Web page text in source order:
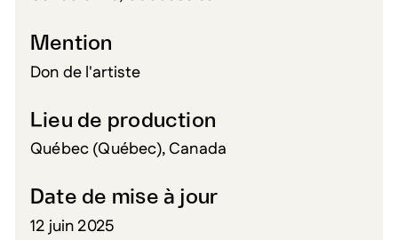
Mention
Don de l'artiste
Lieu de production
Québec (Québec), Canada
Date de mise à jour
12 juin 2025